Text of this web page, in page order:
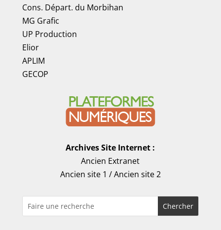
Cons. Départ. du Morbihan
MG Grafic
UP Production
Elior
APLIM
GECOP
Archives Site Internet :
Ancien Extranet
Ancien site 1 /Ancien site 2